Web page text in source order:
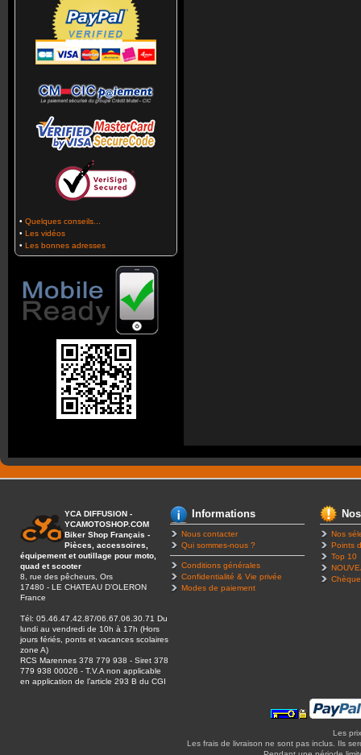
• Quelques conseils...
• Les vidéos
• Les bonnes adresses
YCA DIFFUSION -
YCAMOTOSHOP.COM
Biker Shop Français -
Pièces, accessoires,
équipement et outillage pour moto,
quad et scooter
8, rue des pêcheurs, Ors
17480 - LE CHATEAU D’OLERON
France
Tél: 05.46.47.42.87/06.67.06.30.71 Du
lundi au vendredi de 10h à 17h (Hors
jours fériés, ponts et vacances scolaires
zone A)
RCS Marennes 378 779 938 - Siret 378
779 938 00026 - T.V.A non applicable
en application de l’article 293 B du CGI
Informations
Nous contacter
Qui sommes-nous ?
Conditions générales
Confidentialité & Vie privée
Modes de paiement
Nos
Points
Top 10
Les
Les frais de livraison ne sont pas inclus. Ils